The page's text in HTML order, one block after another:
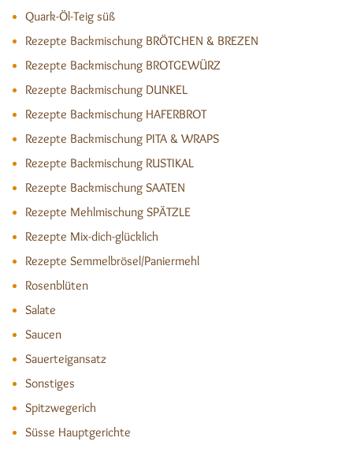
Quark-Öl-Teig süß
Rezepte Backmischung BRÖTCHEN & BREZEN
Rezepte Backmischung BROTGEWÜRZ
Rezepte Backmischung DUNKEL
Rezepte Backmischung HAFERBROT
Rezepte Backmischung PITA & WRAPS
Rezepte Backmischung RUSTIKAL
Rezepte Backmischung SAATEN
Rezepte Mehlmischung SPÄTZLE
Rezepte Mix-dich-glücklich
Rezepte Semmelbrösel/Paniermehl
Rosenblüten
Salate
Saucen
Sauerteigansatz
Sonstiges
Spitzwegerich
Süsse Hauptgerichte